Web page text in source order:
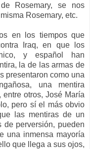
Rosemary, se nos
Rosemary, etc.
en los tiempos que
Iraq, en que los
y español han
la de las armas de
presentaron como una
una mentira
otros, José María
pero sí el más obvio
las mentiras de un
de perversión, pueden
una inmensa mayoría
que llega a sus ojos,